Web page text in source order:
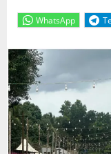
WhatsApp